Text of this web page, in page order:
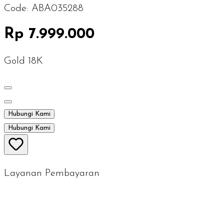
Code: ABA035288
Rp 7.999.000
Gold 18K
Hubungi Kami
Hubungi Kami
Layanan Pembayaran